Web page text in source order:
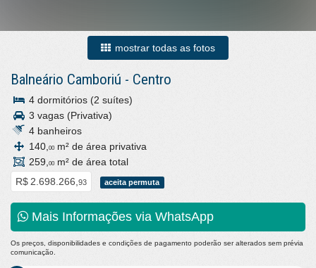
mostrar todas as fotos
Balneário Camboriú - Centro
4 dormitórios (2 suítes)
3 vagas (Privativa)
4 banheiros
140, 00 m² de área privativa
259, 00 m² de área total
R$ 2.698.266, 93 aceita permuta
Mais Informações via WhatsApp
Os preços, disponibilidades e condições de pagamento poderão ser alterados sem prévia
comunicação.